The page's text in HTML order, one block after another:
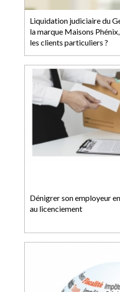
Liquidation judiciaire du
la marque Maisons
les clients particuliers ?
Dénigrer son employeur
au licenciement